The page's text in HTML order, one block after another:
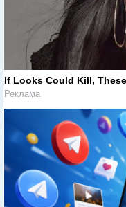
If Looks Could Kill,
Реклама